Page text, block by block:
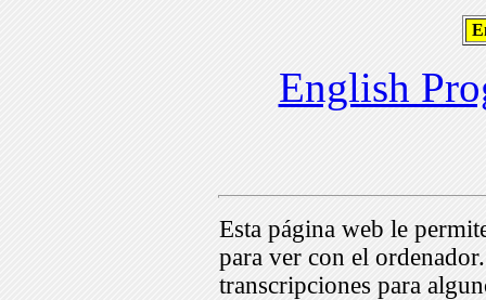
English
Esta página web le
para ver con el
transcripciones para